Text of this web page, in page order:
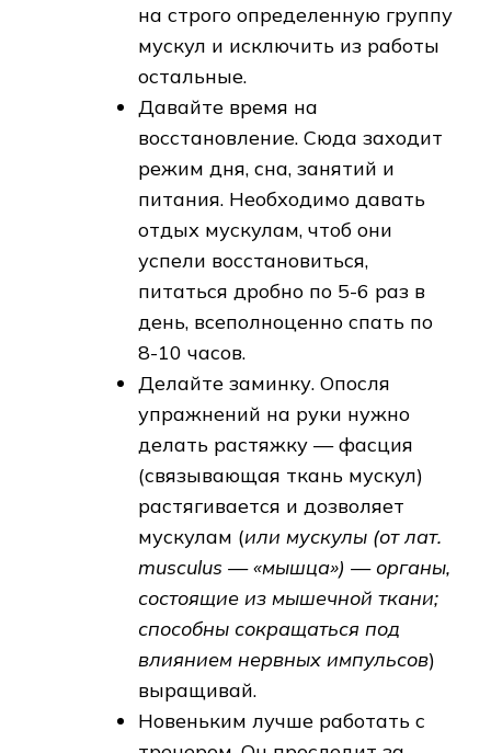
на строго определенную группу
мускул и исключить из работы
остальные.
Давайте время на
восстановление. Сюда заходит
режим дня, сна, занятий и
питания. Необходимо давать
отдых мускулам, чтоб они
успели восстановиться,
питаться дробно по 5-6 раз в
день, всеполноценно спать по
8-10 часов.
Делайте заминку. Опосля
упражнений на руки нужно
делать растяжку — фасция
(связывающая ткань мускул)
растягивается и дозволяет
мускулам (или мускулы (от лат.
musculus — «мышца») — органы,
состоящие из мышечной ткани;
способны сокращаться под
влиянием нервных импульсов)
выращивай.
Новеньким лучше работать с